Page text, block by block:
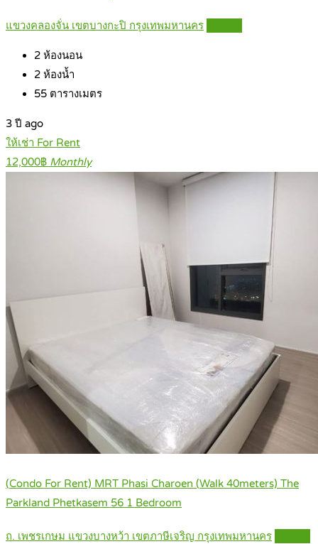
แขวงคลองจั่น เขตบางกะปิ กรุงเทพมหานคร
2 ห้องนอน
2 ห้องน้ำ
55 ตารางเมตร
3 ปี ago
ให้เช่า For Rent
12,000฿ Monthly
(Condo For Rent) MRT Phasi Charoen (Walk 40meters) The
Parkland Phetkasem 56 1 Bedroom
ถ. เพชรเกษม แขวงบางหว้า เขตภาษีเจริญ กรุงเทพมหานคร